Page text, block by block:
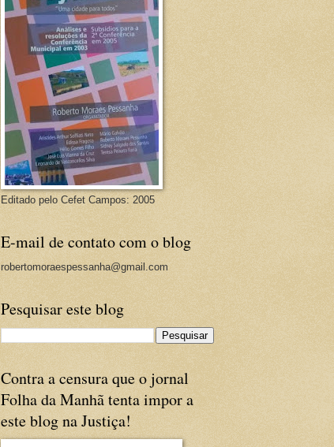
Editado pelo Cefet Campos: 2005
E-mail de contato com o blog
robertomoraespessanha@gmail.com
Pesquisar este blog
Contra a censura que o jornal
Folha da Manhã tenta impor a
este blog na Justiça!